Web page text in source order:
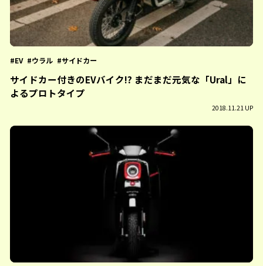
EV ウラル サイドカー
サイドカー付きのEVバイク!? まだまだ元気な「Ural」に
よるプロトタイプ
2018.11.21 UP